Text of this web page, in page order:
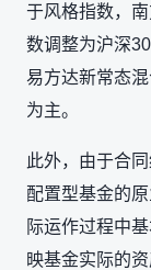
于风格指数，
数调整为沪深
易方达新常态
为主。
此外，由于合
配置型基金的
际运作过程中
映基金实际的